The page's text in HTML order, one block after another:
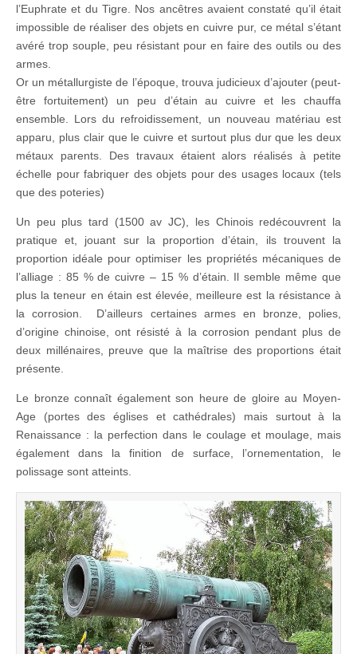
l’Euphrate et du Tigre. Nos ancêtres avaient constaté qu’il était
impossible de réaliser des objets en cuivre pur, ce métal s’étant
avéré trop souple, peu résistant pour en faire des outils ou des
armes.
Or un métallurgiste de l’époque, trouva judicieux d’ajouter (peut-
être fortuitement) un peu d’étain au cuivre et les chauffa
ensemble. Lors du refroidissement, un nouveau matériau est
apparu, plus clair que le cuivre et surtout plus dur que les deux
métaux parents. Des travaux étaient alors réalisés à petite
échelle pour fabriquer des objets pour des usages locaux (tels
que des poteries)
Un peu plus tard (1500 av JC), les Chinois redécouvrent la
pratique et, jouant sur la proportion d’étain, ils trouvent la
proportion idéale pour optimiser les propriétés mécaniques de
l’alliage : 85 % de cuivre – 15 % d’étain. Il semble même que
plus la teneur en étain est élevée, meilleure est la résistance à
la corrosion. D’ailleurs certaines armes en bronze, polies,
d’origine chinoise, ont résisté à la corrosion pendant plus de
deux millénaires, preuve que la maîtrise des proportions était
présente.
Le bronze connaît également son heure de gloire au Moyen-
Age (portes des églises et cathédrales) mais surtout à la
Renaissance : la perfection dans le coulage et moulage, mais
également dans la finition de surface, l’ornementation, le
polissage sont atteints.